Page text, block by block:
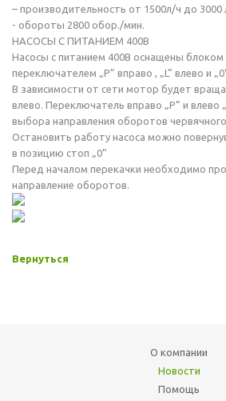
– производительность от 1500л/ч до 3000
- обороты 2800 обор./мин.
НАСОСЫ С ПИТАНИЕМ 400В
Насосы с питанием 400В оснащены блоком
переключателем „P” вправо , „L” влево и
В зависимости от сети мотор будет
влево. Переключатель вправо „P” и влево
выбора направления оборотов
Остановить работу насоса можно
в позицию стоп „0”
Перед началом перекачки необходимо
направление оборотов.
Вернуться
О компании
Новости
Помощь